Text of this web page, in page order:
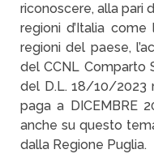
riconoscere, alla pari
regioni d’Italia
regioni del paese,
del CCNL Comparto
del D.L. 18/10/2023
paga a DICEMBRE
anche su questo
dalla Regione Puglia.